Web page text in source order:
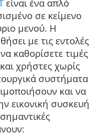
είναι ένα απλό
σε κείμενο
μενού. Η
με τις εντολές
καθορίσετε τιμές
χρήστες χωρίς
συστήματα
και να
εικονική συσκευή